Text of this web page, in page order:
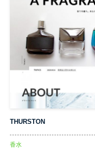
THURSTON
香水